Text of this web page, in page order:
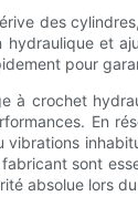
des
hydraulique et
pour
à crochet
En
vibrations
sont
absolue lors